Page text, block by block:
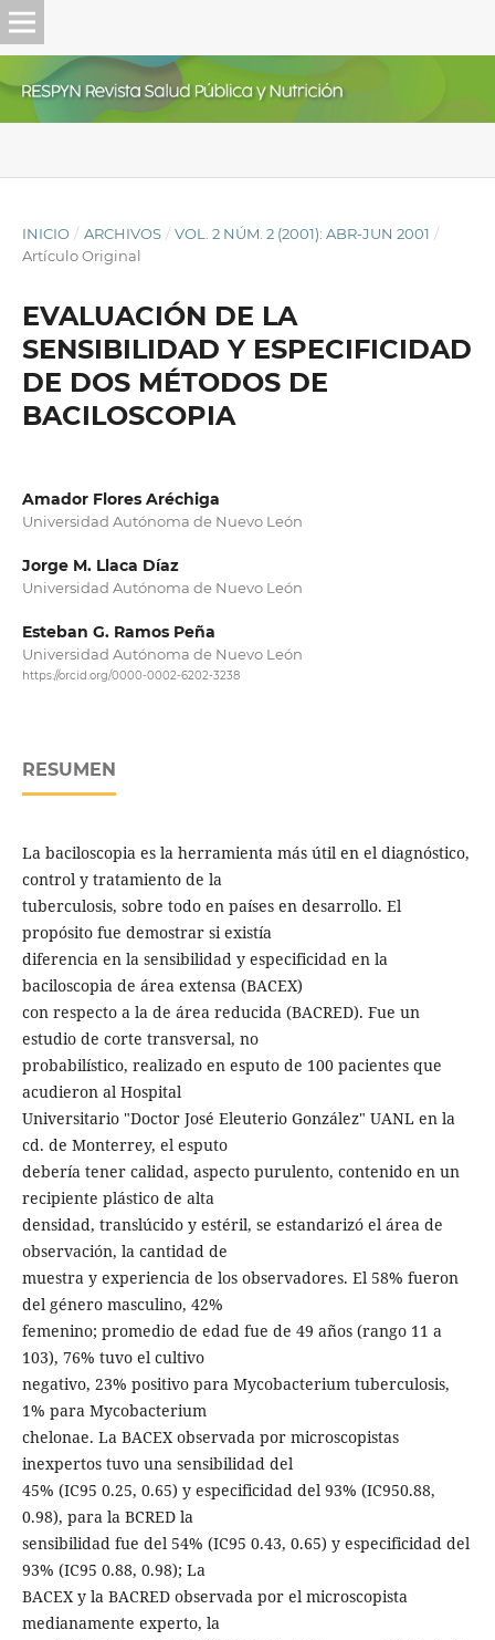
INICIO / ARCHIVOS / VOL. 2 NÚM. 2 (2001): ABR-JUN 2001 /
Artículo Original
EVALUACIÓN DE LA
SENSIBILIDAD Y ESPECIFICIDAD
DE DOS MÉTODOS DE
BACILOSCOPIA
Amador Flores Aréchiga
Universidad Autónoma de Nuevo León
Jorge M. Llaca Díaz
Universidad Autónoma de Nuevo León
Esteban G. Ramos Peña
Universidad Autónoma de Nuevo León
https://orcid.org/0000-0002-6202-3238
RESUMEN
La baciloscopia es la herramienta más útil en el diagnóstico,
control y tratamiento de la
tuberculosis, sobre todo en países en desarrollo. El
propósito fue demostrar si existía
diferencia en la sensibilidad y especificidad en la
baciloscopia de área extensa (BACEX)
con respecto a la de área reducida (BACRED). Fue un
estudio de corte transversal, no
probabilístico, realizado en esputo de 100 pacientes que
acudieron al Hospital
Universitario "Doctor José Eleuterio González" UANL en la
cd. de Monterrey, el esputo
debería tener calidad, aspecto purulento, contenido en un
recipiente plástico de alta
densidad, translúcido y estéril, se estandarizó el área de
observación, la cantidad de
muestra y experiencia de los observadores. El 58% fueron
del género masculino, 42%
femenino; promedio de edad fue de 49 años (rango 11 a
103), 76% tuvo el cultivo
negativo, 23% positivo para Mycobacterium tuberculosis,
1% para Mycobacterium
chelonae. La BACEX observada por microscopistas
inexpertos tuvo una sensibilidad del
45% (IC95 0.25, 0.65) y especificidad del 93% (IC950.88,
0.98), para la BCRED la
sensibilidad fue del 54% (IC95 0.43, 0.65) y especificidad del
93% (IC95 0.88, 0.98); La
BACEX y la BACRED observada por el microscopista
medianamente experto, la